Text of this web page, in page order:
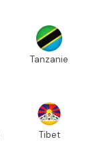
Tanzanie
Tibet